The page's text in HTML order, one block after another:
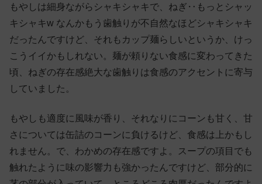
もやしは細身ながらシャキシャキで、ねぎ‥もっとシャッ
キシャキw なんかもう歯触りが不自然なほどシャキシャキ
だったんですけど、それもカップ麺らしいというか、けっ
こうイイかもしれない。麺が頼りない食感に変わってきた
頃、ねぎの存在感絶大な歯触りは食感のアクセントに寄与
していました。
もやしも適度に風味が香り、それなりにコーンも甘く、甘
さについては缶詰のコーンに負けるけど、食感は上かもし
れません。で、わかめの存在感ですよ。スープの項目でも
触れたように味の影響力も強かったんですけど、部分的に